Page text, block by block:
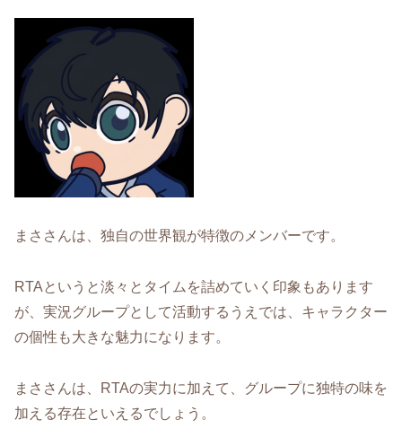
まささんは、独自の世界観が特徴のメンバーです。
RTAというと淡々とタイムを詰めていく印象もあります
が、実況グループとして活動するうえでは、キャラクター
の個性も大きな魅力になります。
まささんは、RTAの実力に加えて、グループに独特の味を
加える存在といえるでしょう。